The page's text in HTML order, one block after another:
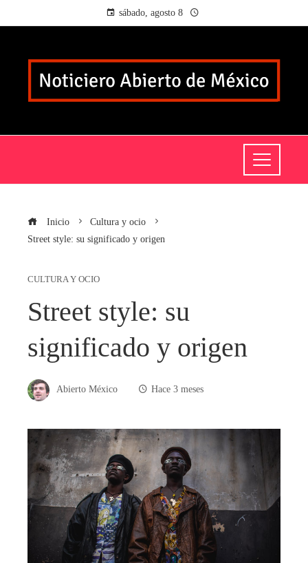
sábado, agosto 8
Inicio
Cultura y ocio
Street style: su significado y origen
CULTURA Y OCIO
Street style: su
significado y origen
Abierto México Hace 3 meses